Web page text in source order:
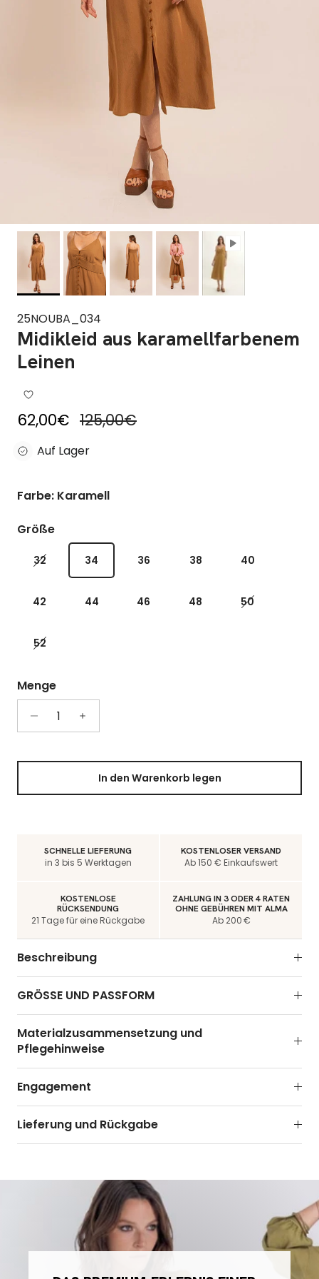
25NOUBA_034
Midikleid aus karamellfarbenem
Leinen
Reduzierter Preis
62,00€ Regulärer Preis
125,00€
Auf Lager
Farbe: Karamell
Größe
32 34 36 38 40
42 44 46 48 50
52
Menge
In den Warenkorb legen
SCHNELLE LIEFERUNG
in 3 bis 5 Werktagen
KOSTENLOSER VERSAND
Ab 150 € Einkaufswert
KOSTENLOSE
RÜCKSENDUNG
21 Tage für eine Rückgabe
ZAHLUNG IN 3 ODER 4 RATEN
OHNE GEBÜHREN MIT ALMA
Ab 200 €
Beschreibung
GRÖSSE UND PASSFORM
Materialzusammensetzung und
Pflegehinweise
Engagement
Lieferung und Rückgabe